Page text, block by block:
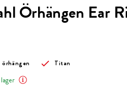
Örhängen Ear
Titan
lager